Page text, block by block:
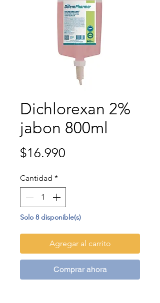
Dichlorexan 2%
jabon 800ml
$16.990
Cantidad *
Solo 8 disponible(s)
Agregar al carrito
Comprar ahora